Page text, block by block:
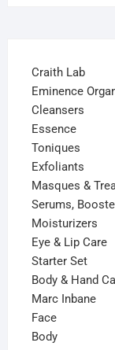
Craith Lab
Eminence
Cleansers
Essence
Toniques
Exfoliants
Masques &
Serums,
Moisturizers
Eye & Lip Care
Starter Set
Body & Hand
Marc Inbane
Face
Body